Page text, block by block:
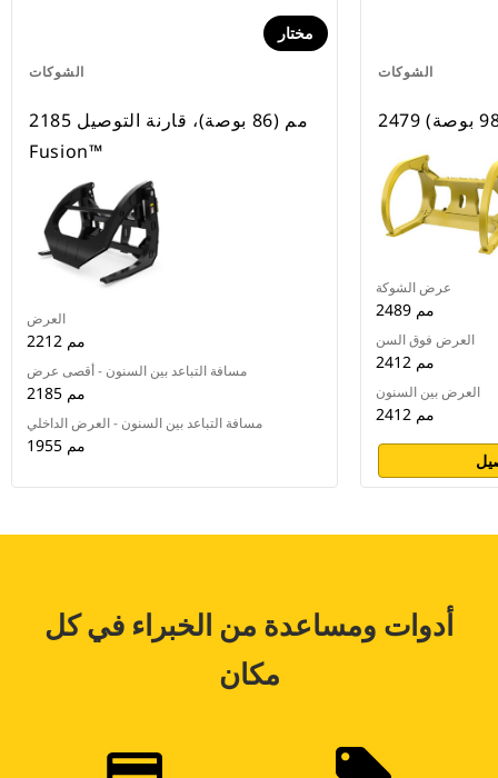
الشوكات
مختار
2185 مم (86 بوصة)، قارنة التوصيل
Fusion™
العرض
2212 مم
مسافة التباعد بين السنون - أقصى عرض
2185 مم
مسافة التباعد بين السنون - العرض الداخلي
1955 مم
الشوكات
عرض الشوكة
2489 مم
العرض فوق السن
2412 مم
العرض بين السنون
2412 مم
أدوات ومساعدة من الخبراء في كل
مكان